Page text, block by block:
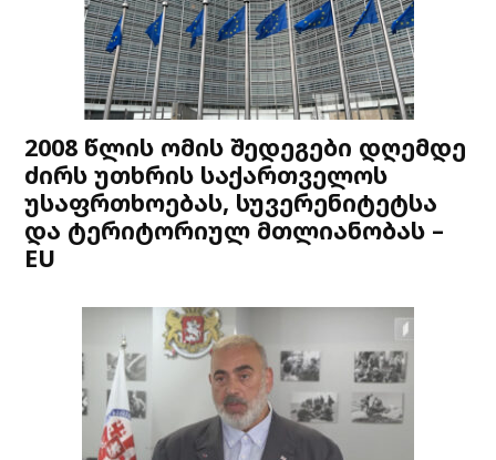
2008 წლის ომის შედეგები დღემდე
ძირს უთხრის საქართველოს
უსაფრთხოებას, სუვერენიტეტსა
და ტერიტორიულ მთლიანობას –
EU